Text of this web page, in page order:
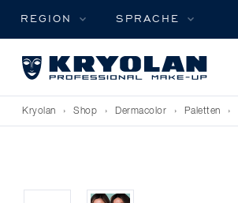
REGION SPRACHE
Kryolan › Shop › Dermacolor › Paletten ›